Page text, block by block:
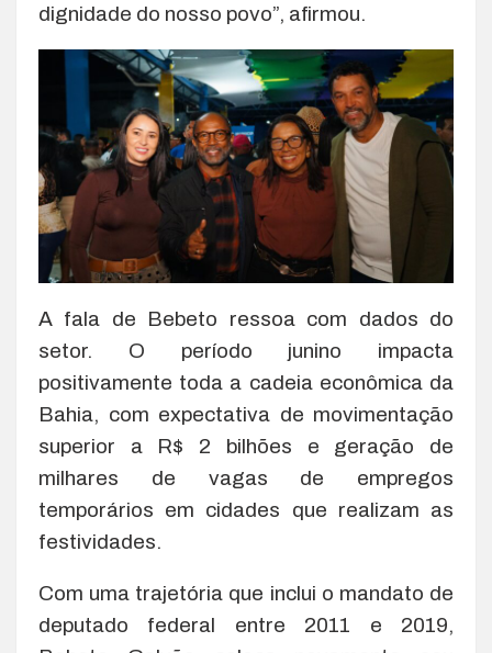
dignidade do nosso povo”, afirmou.
A fala de Bebeto ressoa com dados do
setor. O período junino impacta
positivamente toda a cadeia econômica da
Bahia, com expectativa de movimentação
superior a R$ 2 bilhões e geração de
milhares de vagas de empregos
temporários em cidades que realizam as
festividades.
Com uma trajetória que inclui o mandato de
deputado federal entre 2011 e 2019,